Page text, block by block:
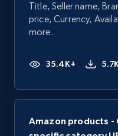
Title, Seller name,
price, Currency,
more.
35.4K+
Amazon products